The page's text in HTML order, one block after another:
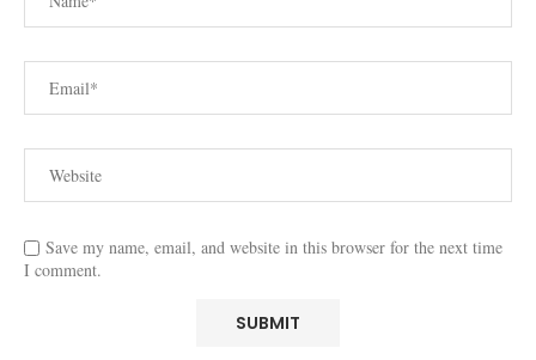
Save my name, email, and website in this browser for the next time
I comment.